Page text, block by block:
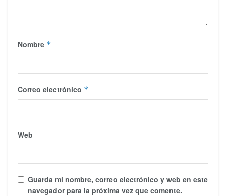
Nombre *
Correo electrónico *
Web
Guarda mi nombre, correo electrónico y web en este
navegador para la próxima vez que comente.